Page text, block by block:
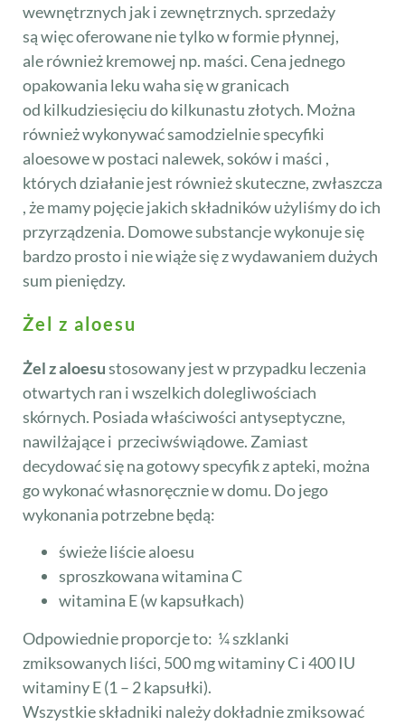
wewnętrznych jak i zewnętrznych. sprzedaży
są więc oferowane nie tylko w formie płynnej,
ale również kremowej np. maści. Cena jednego
opakowania leku waha się w granicach
od kilkudziesięciu do kilkunastu złotych. Można
również wykonywać samodzielnie specyfiki
aloesowe w postaci nalewek, soków i maści ,
których działanie jest również skuteczne, zwłaszcza
, że mamy pojęcie jakich składników użyliśmy do ich
przyrządzenia. Domowe substancje wykonuje się
bardzo prosto i nie wiąże się z wydawaniem dużych
sum pieniędzy.
Żel z aloesu
Żel z aloesustosowany jest w przypadku leczenia
otwartych ran i wszelkich dolegliwościach
skórnych. Posiada właściwości antyseptyczne,
nawilżające i przeciwświądowe. Zamiast
decydować się na gotowy specyfik z apteki, można
go wykonać własnoręcznie w domu. Do jego
wykonania potrzebne będą:
świeże liście aloesu
sproszkowana witamina C
witamina E (w kapsułkach)
Odpowiednie proporcje to: ¼ szklanki
zmiksowanych liści, 500 mg witaminy C i 400 IU
witaminy E (1 – 2 kapsułki).
Wszystkie składniki należy dokładnie zmiksować